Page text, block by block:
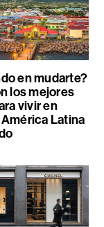
en mudarte?
los mejores
vivir en
Latina